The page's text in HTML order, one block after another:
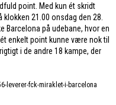
point. Med kun ét skridt
21.00 onsdag den 28.
Barcelona på udebane, hvor en
enkelt point kunne være nok til
i de andre 18 kampe, der
leverer-fck-miraklet-i-barcelona